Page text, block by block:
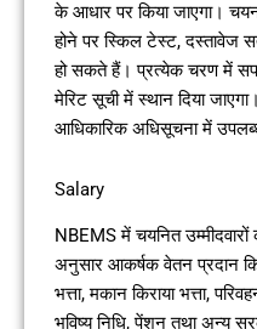
के आधार पर किया जाएगा।
होने पर स्किल टेस्ट, दस्तावेज
हो सकते हैं। प्रत्येक चरण में
मेरिट सूची में स्थान दिया
आधिकारिक अधिसूचना में
Salary
NBEMS में चयनित
अनुसार आकर्षक वेतन प्रदान
भत्ता, मकान किराया भत्ता,
भविष्य निधि, पेंशन तथा अन्य